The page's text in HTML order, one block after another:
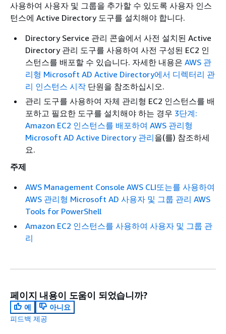
사용하여 사용자 및 그룹을 추가할 수 있도록 사용자 인스
턴스에 Active Directory 도구를 설치해야 합니다.
Directory Service 관리 콘솔에서 사전 설치된 Active
Directory 관리 도구를 사용하여 사전 구성된 EC2 인
스턴스를 배포할 수 있습니다. 자세한 내용은 AWS 관
리형 Microsoft AD Active Directory에서 디렉터리 관
리 인스턴스 시작 단원을 참조하십시오.
관리 도구를 사용하여 자체 관리형 EC2 인스턴스를 배
포하고 필요한 도구를 설치해야 하는 경우 3단계:
Amazon EC2 인스턴스를 배포하여 AWS 관리형
Microsoft AD Active Directory 관리을(를) 참조하세
요.
주제
AWS Management Console AWS CLI또는를 사용하여
AWS 관리형 Microsoft AD 사용자 및 그룹 관리 AWS
Tools for PowerShell
Amazon EC2 인스턴스를 사용하여 사용자 및 그룹 관
리
페이지 내용이 도움이 되었습니까?
예
아니요
피드백 제공